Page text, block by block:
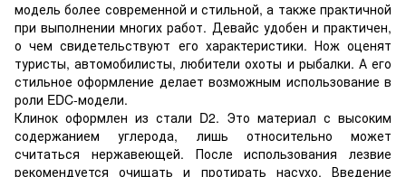
модель более современной и стильной, а также практичной
при выполнении многих работ. Девайс удобен и практичен,
о чем свидетельствуют его характеристики. Нож оценят
туристы, автомобилисты, любители охоты и рыбалки. А его
стильное оформление делает возможным использование в
роли EDC-модели.
Клинок оформлен из стали D2. Это материал с высоким
содержанием углерода, лишь относительно может
считаться нержавеющей. После использования лезвие
рекомендуется очищать и протирать насухо. Введение